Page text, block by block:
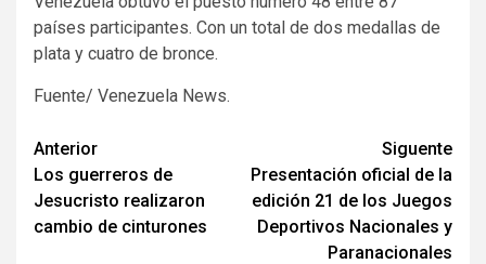
países participantes. Con un total de dos medallas de
plata y cuatro de bronce.
Fuente/ Venezuela News.
Navegación
de
entradas
Anterior
Los guerreros de
Jesucristo realizaron
cambio de cinturones
Siguente
Presentación oficial de la
edición 21 de los Juegos
Deportivos Nacionales y
Paranacionales